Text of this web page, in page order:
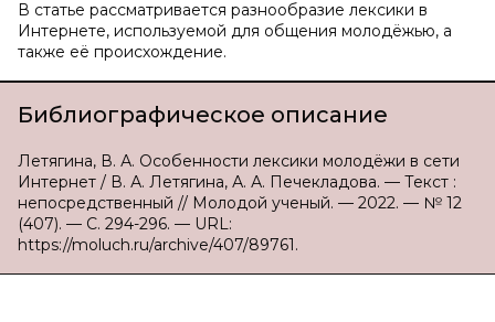
В статье рассматривается разнообразие лексики в
Интернете, используемой для общения молодёжью, а
также её происхождение.
Библиографическое описание
Летягина, В. А. Особенности лексики молодёжи в сети
Интернет / В. А. Летягина, А. А. Печекладова. — Текст :
непосредственный // Молодой ученый. — 2022. — № 12
(407). — С. 294-296. — URL:
https://moluch.ru/archive/407/89761.